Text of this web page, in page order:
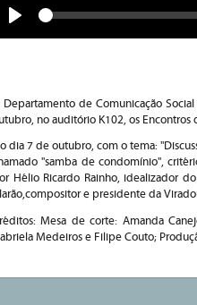
Departamento de Comunicação
no auditório K102, os Encontros
dia 7 de outubro, com o tema:
"samba de condomínio",
Hélio Ricardo Rainho, idealizador
e presidente da
Mesa de corte: Amanda
Medeiros e Filipe Couto;